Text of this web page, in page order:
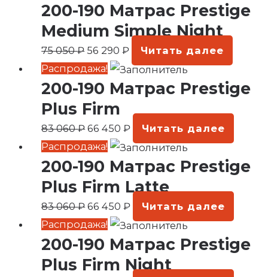
200-190 Матрас Prestige
Medium Simple Night
75 050₽
цена
составляла
75
050 ₽.
56 290₽
цена:
56
290 ₽.
Читать далее
Распродажа!
200-190 Матрас Prestige
Plus Firm
83 060₽
Первоначальная
цена
составляла
83
060 ₽.
66 450₽
Текущая
цена:
450 ₽.
Читать далее
Распродажа!
200-190 Матрас Prestige
Plus Firm Latte
83 060₽
Первоначальная
цена
составляла
83
060 ₽.
66 450₽
Текущая
цена:
66
450 ₽.
Читать далее
Распродажа!
200-190 Матрас Prestige
Plus Firm Night
Первоначальная
цена
составляла
Текущая
цена:
66